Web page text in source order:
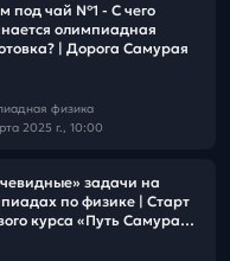
под чай №1 - С чего
олимпиадная
| Дорога Самурая
физика
2025 г., 10:00
задачи на
по физике | Старт
курса «Путь Самурая»